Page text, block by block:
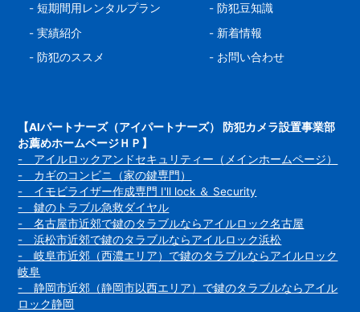
-短期間用レンタルプラン
-実績紹介
- 防犯のススメ
- 防犯豆知識
- 新着情報
- お問い合わせ
【AIパートナーズ（アイパートナーズ） 防犯カメラ設置事業部
お薦めホームページＨＰ】
- アイルロックアンドセキュリティー（メインホームページ）
- カギのコンビニ（家の鍵専門）
- イモビライザー作成専門 I'll lock ＆ Security
- 鍵のトラブル急救ダイヤル
- 名古屋市近郊で鍵のタラブルならアイルロック名古屋
- 浜松市近郊で鍵のタラブルならアイルロック浜松
- 岐阜市近郊（西濃エリア）で鍵のタラブルならアイルロック
岐阜
- 静岡市近郊（静岡市以西エリア）で鍵のタラブルならアイル
ロック静岡